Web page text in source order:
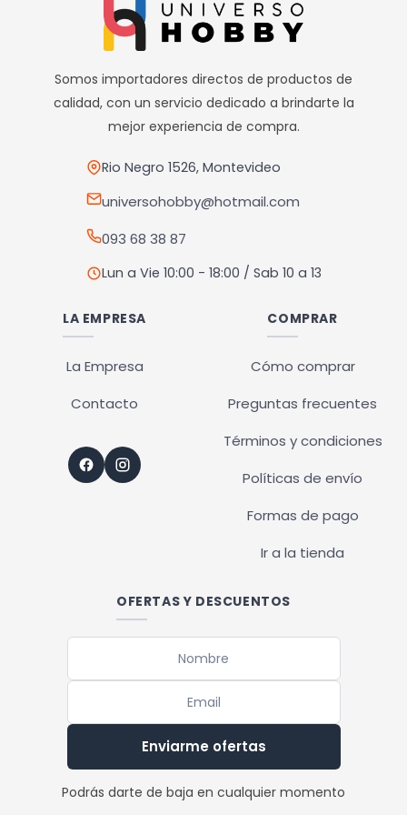
Somos importadores directos de productos de
calidad, con un servicio dedicado a brindarte la
mejor experiencia de compra.
Rio Negro 1526, Montevideo
universohobby@hotmail.com
093 68 38 87
Lun a Vie 10:00 - 18:00 / Sab 10 a 13
LA EMPRESA
La Empresa
Contacto
COMPRAR
Cómo comprar
Preguntas frecuentes
Términos y condiciones
Políticas de envío
Formas de pago
Ir a la tienda
OFERTAS Y DESCUENTOS
Enviarme ofertas
Podrás darte de baja en cualquier momento